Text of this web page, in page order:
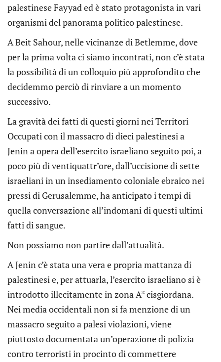
palestinese Fayyad ed è stato protagonista in vari
organismi del panorama politico palestinese.
A Beit Sahour, nelle vicinanze di Betlemme, dove
per la prima volta ci siamo incontrati, non c’è stata
la possibilità di un colloquio più approfondito che
decidemmo perciò di rinviare a un momento
successivo.
La gravità dei fatti di questi giorni nei Territori
Occupati con il massacro di dieci palestinesi a
Jenin a opera dell’esercito israeliano seguito poi, a
poco più di ventiquattr’ore, dall’uccisione di sette
israeliani in un insediamento coloniale ebraico nei
pressi di Gerusalemme, ha anticipato i tempi di
quella conversazione all’indomani di questi ultimi
fatti di sangue.
Non possiamo non partire dall’attualità.
A Jenin c’è stata una vera e propria mattanza di
palestinesi e, per attuarla, l’esercito israeliano si è
introdotto illecitamente in zona A* cisgiordana.
Nei media occidentali non si fa menzione di un
massacro seguito a palesi violazioni, viene
piuttosto documentata un’operazione di polizia
contro terroristi in procinto di commettere